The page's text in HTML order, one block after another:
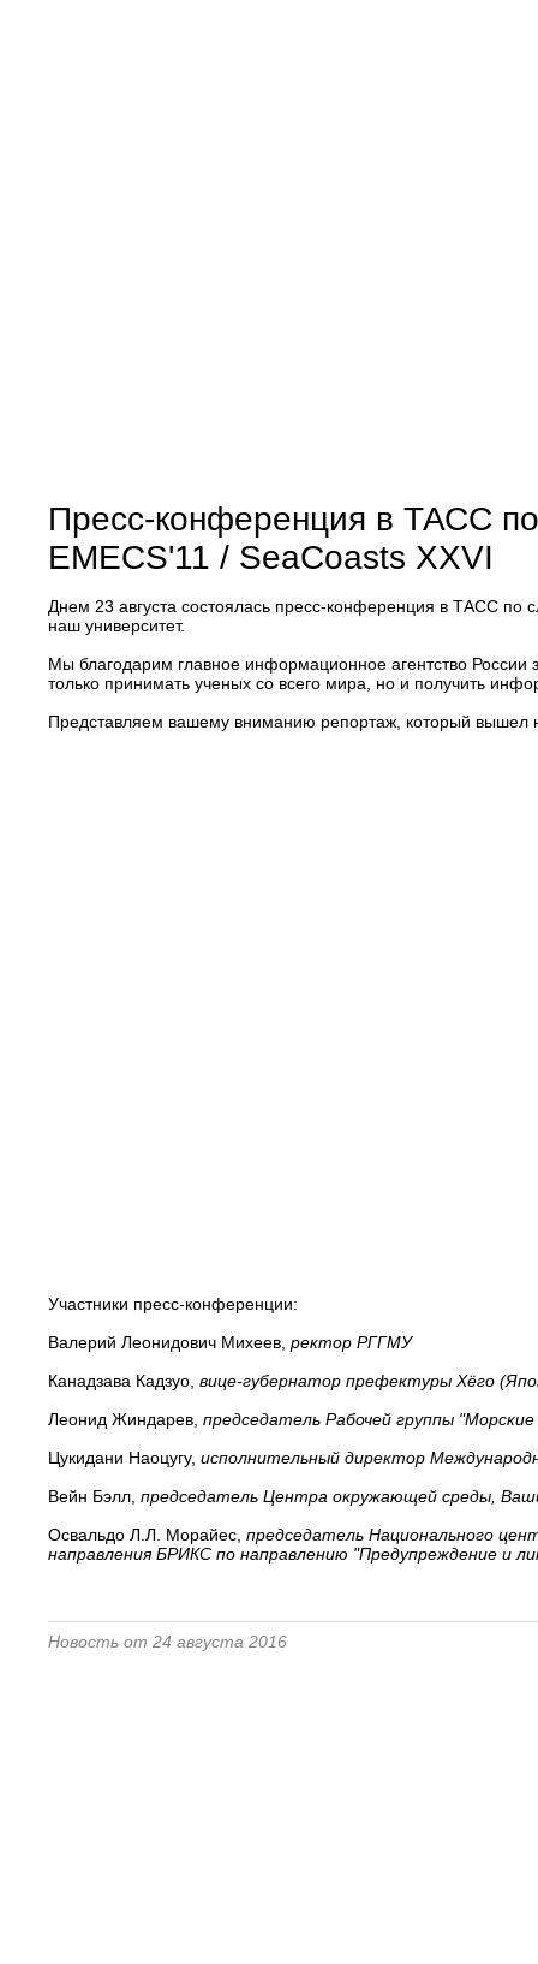
Пресс-конференция в ТАСС
EMECS'11 / SeaCoasts XXVI
Днем 23 августа состоялась пресс-конференция в ТАСС по
наш университет.
Мы благодарим главное информационное агентство России
только принимать ученых со всего мира, но и получить
Представляем вашему вниманию репортаж, который вышел
Участники пресс-конференции:
Валерий Леонидович Михеев, ректор РГГМУ
Канадзава Кадзуо, вице-губернатор префектуры Хёго
Леонид Жиндарев, председатель Рабочей группы
Цукидани Наоцугу, исполнительный директор
Вейн Бэлл, председатель Центра окружающей среды,
Освальдо Л.Л. Морайес, председатель Национального
направления БРИКС по направлению "Предупреждение и
Новость от 24 августа 2016